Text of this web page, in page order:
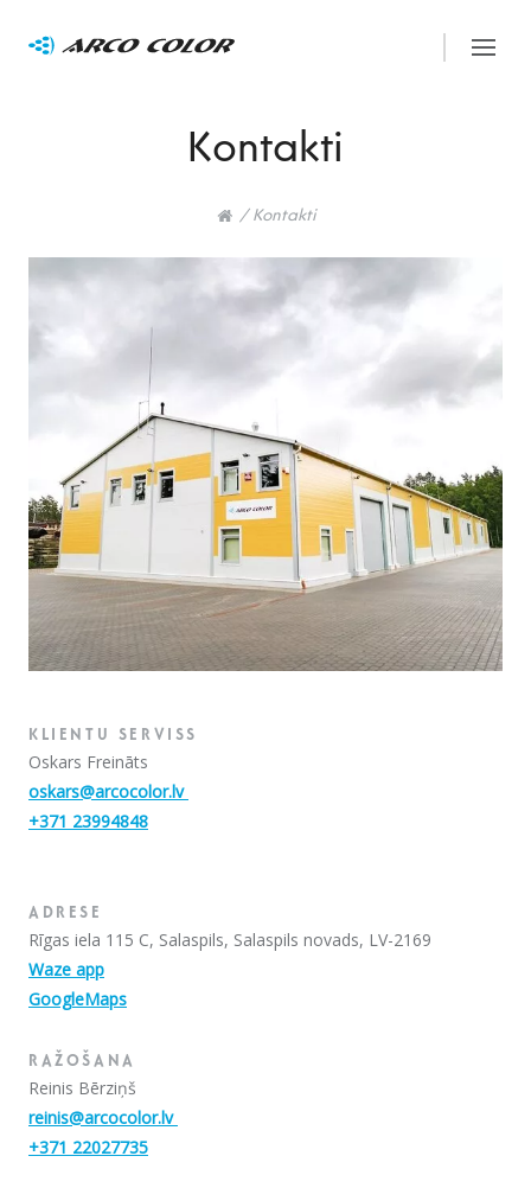
Kontakti
/ Kontakti
KLIENTU SERVISS
Oskars Freināts
oskars@arcocolor.lv
+371 23994848
ADRESE
Rīgas iela 115 C, Salaspils, Salaspils novads, LV-2169
Waze app
GoogleMaps
RAŽOŠANA
Reinis Bērziņš
reinis@arcocolor.lv
+371 22027735